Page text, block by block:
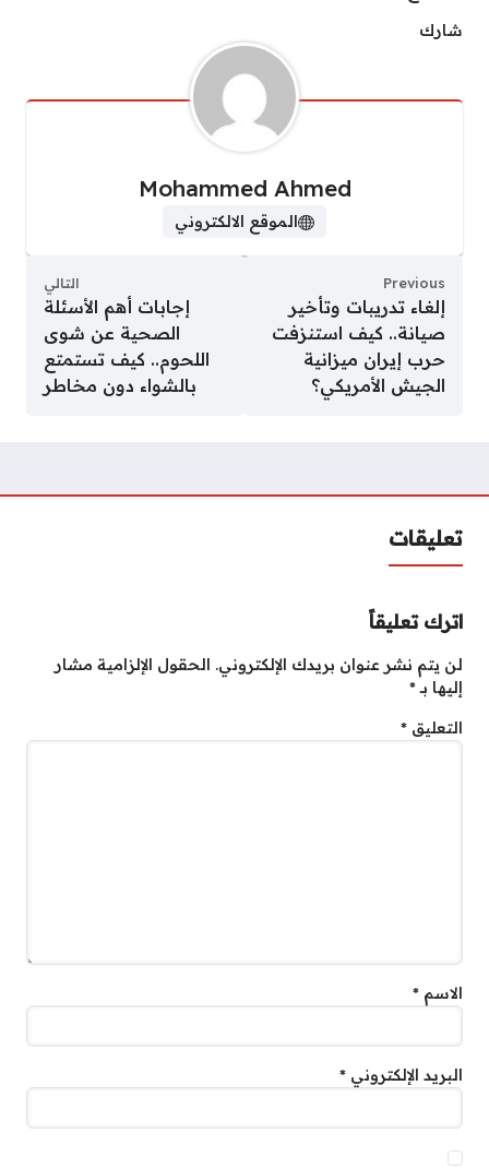
شارك
Mohammed Ahmed
الموقع الالكتروني
Previous
إلغاء تدريبات وتأخير
صيانة.. كيف استنزفت
حرب إيران ميزانية
الجيش الأمريكي؟
التالي
إجابات أهم الأسئلة
الصحية عن شوى
اللحوم.. كيف تستمتع
بالشواء دون مخاطر
تعليقات
اترك تعليقاً
لن يتم نشر عنوان بريدك الإلكتروني. الحقول الإلزامية مشار
إليها بـ*
التعليق *
الاسم *
البريد الإلكتروني *